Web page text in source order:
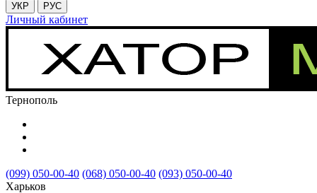
УКР
РУС
Личный кабинет
Тернополь
(099) 050-00-40 (068) 050-00-40 (093) 050-00-40
Харьков